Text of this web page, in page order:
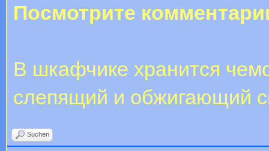
Посмотрите
В шкафчике хранится
слепящий и обжигающий
Suchen